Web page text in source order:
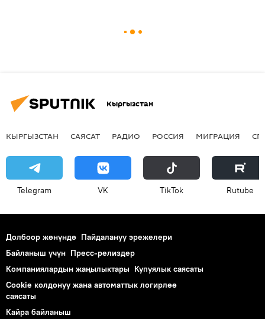
Кыргызстан
КЫРГЫЗСТАН САЯСАТ РАДИО РОССИЯ МИГРАЦИЯ
Telegram VK ТikТоk Rutube
Долбоор жөнүндө Пайдалануу эрежелери
Байланыш үчүн Пресс-релиздер
Компаниялардын жаңылыктары Купуялык саясаты
Cookie колдонуу жана автоматтык логирлөө
саясаты
Кайра байланыш